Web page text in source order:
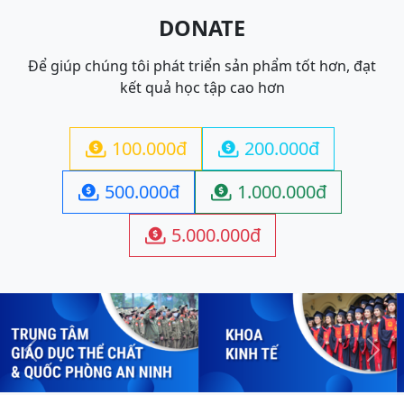
DONATE
Để giúp chúng tôi phát triển sản phẩm tốt hơn, đạt
kết quả học tập cao hơn
 100.000đ  200.000đ
 500.000đ  1.000.000đ
 5.000.000đ
Previous Next